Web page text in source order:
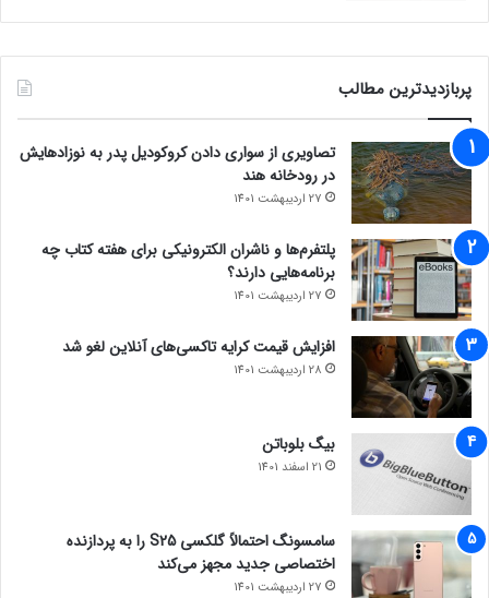
پربازدیدترین مطالب
تصاویری از سواری دادن کروکودیل پدر به نوزادهایش
در رودخانه هند
27 اردیبهشت 1401
پلتفرم‌ها و ناشران الکترونیکی برای هفته کتاب چه
برنامه‌هایی دارند؟
27 اردیبهشت 1401
افزایش قیمت کرایه تاکسی‌های آنلاین لغو شد
28 اردیبهشت 1401
بیگ بلوباتن
21 اسفند 1401
سامسونگ احتمالاً گلکسی S25 را به پردازنده
اختصاصی جدید مجهز می‌کند
27 اردیبهشت 1401